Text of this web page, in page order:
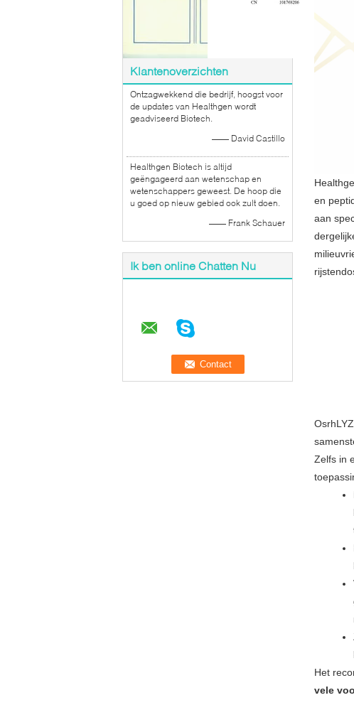
Klantenoverzichten
Ontzagwekkend die bedrijf, hoogst voor
de updates van Healthgen wordt
geadviseerd Biotech.
—— David Castillo
Healthgen Biotech is altijd
geëngageerd aan wetenschap en
wetenschappers geweest. De hoop die
u goed op nieuw gebied ook zult doen.
—— Frank Schauer
Ik ben online Chatten Nu
en
aan
Zelfs in
Het
vele